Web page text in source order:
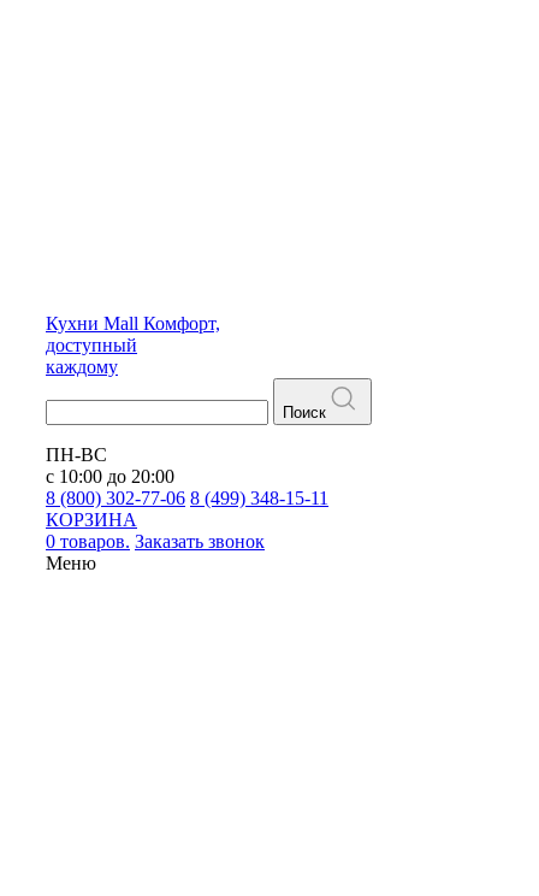
Кухни Mall Комфорт,
доступный
каждому
Поиск
ПН-ВС
с 10:00 до 20:00
8 (800) 302-77-06 8 (499) 348-15-11
КОРЗИНА
0 товаров. Заказать звонок
Меню